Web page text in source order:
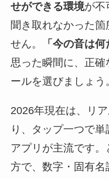
せができる環境が不
聞き取れなかった
せん。
「今の音は
思った瞬間に、正
ールを選びましょう
2026年現在は、リ
り、タップ一つで
アプリが主流です
方で、数字・固有